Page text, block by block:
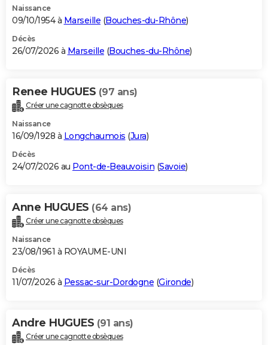
PHOTO
GUIDES D'ACHAT
BONS PLANS
Carte de Noël
Carte Bonne année
Carte Saint-Valentin
Carte Pâques
Carte d'anniversaire
DICTIONNAIRE
Dictionnaire
Biographies
Citations
Expressions
Proverbes
PROGRAMME TV
S'inscrire
Se connecter
Lycées
Collèges
Primaires
Universités
Entreprises
Service militaire
Avis de recherche
AVIS DE DÉCÈS
Bricolage
Lifestyle
Culture
Sport
Auto
Television
Voyage
Cinema
Naissance
09/10/1954 à Marseille (Bouches-du-Rhône)
Décès
26/07/2026 à Marseille (Bouches-du-Rhône)
Renee HUGUES (97 ans)
Créer une cagnotte obsèques
Naissance
16/09/1928 à Longchaumois (Jura)
Décès
24/07/2026 au Pont-de-Beauvoisin (Savoie)
Anne HUGUES (64 ans)
Créer une cagnotte obsèques
Naissance
23/08/1961 à ROYAUME-UNI
Décès
11/07/2026 à Pessac-sur-Dordogne (Gironde)
Andre HUGUES (91 ans)
Créer une cagnotte obsèques